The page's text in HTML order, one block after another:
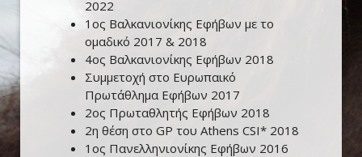
2022
1ος Βαλκανιονίκης Εφήβων με το
ομαδικό 2017 & 2018
4ος Βαλκανιονίκης Εφήβων 2018
Συμμετοχή στο Ευρωπαικό
Πρωτάθλημα Εφήβων 2017
2ος Πρωταθλητής Εφήβων 2018
2η θέση στο GP του Athens CSI* 2018
1ος Πανελληνιονίκης Εφήβων 2016